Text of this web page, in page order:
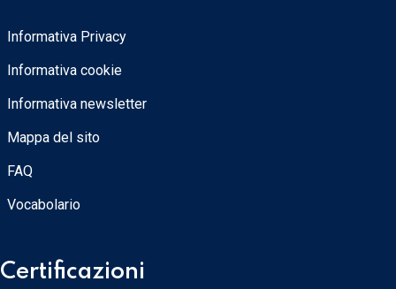
Informativa Privacy
Informativa cookie
Informativa newsletter
Mappa del sito
FAQ
Vocabolario
Certificazioni